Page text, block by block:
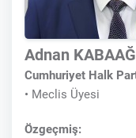
Adnan
Cumhuriyet Halk
• Meclis Üyesi
Özgeçmiş: